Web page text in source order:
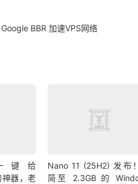
BBR 加速VPS网络
键给
神器，老
Nano 11 (25H2) 发布
简至 2.3GB 的